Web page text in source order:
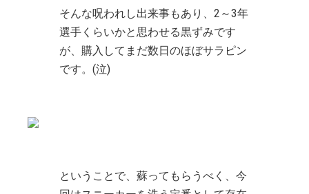
そんな呪われし出来事もあり、2～3年
選手くらいかと思わせる黒ずみです
が、購入してまだ数日のほぼサラピン
です。(泣)
ということで、蘇ってもらうべく、今